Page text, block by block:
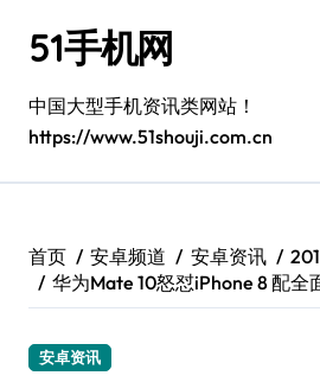
51手机网
中国大型手机资讯类网站！
https://www.51shouji.com.cn
首页 安卓频道 安卓资讯
华为Mate 10怒怼iPhone 8 配全
安卓资讯